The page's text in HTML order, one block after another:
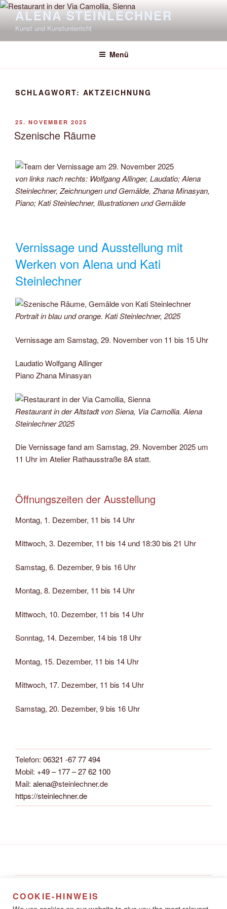
Zum
Inhalt
springen
ALENA STEINLECHNER
Kunst und Kunstunterricht
Menü
SCHLAGWORT: AKTZEICHNUNG
VERÖFFENTLICHT
AM
25. NOVEMBER 2025
Szenische Räume
von links nach rechts: Wolfgang Allinger, Laudatio; Alena
Steinlechner, Zeichnungen und Gemälde, Zhana Minasyan,
Piano; Kati Steinlechner, Illustrationen und Gemälde
Vernissage und Ausstellung mit
Werken von Alena und Kati
Steinlechner
Portrait in blau und orange. Kati Steinlechner, 2025
Vernissage am Samstag, 29. November von 11 bis 15 Uhr
Laudatio Wolfgang Allinger
Piano Zhana Minasyan
Restaurant in der Altstadt von Siena, Via Camollia. Alena
Steinlechner 2025
Die Vernissage fand am Samstag, 29. November 2025 um
11 Uhr im Atelier Rathausstraße 8A statt.
Öffnungszeiten der Ausstellung
Montag, 1. Dezember, 11 bis 14 Uhr
Mittwoch, 3. Dezember, 11 bis 14 und 18:30 bis 21 Uhr
Samstag, 6. Dezember, 9 bis 16 Uhr
Montag, 8. Dezember, 11 bis 14 Uhr
Mittwoch, 10. Dezember, 11 bis 14 Uhr
Sonntag, 14. Dezember, 14 bis 18 Uhr
Montag, 15. Dezember, 11 bis 14 Uhr
Mittwoch, 17. Dezember, 11 bis 14 Uhr
Samstag, 20. Dezember, 9 bis 16 Uhr
Telefon: 06321 -67 77 494
Mobil: +49 – 177 – 27 62 100
Mail: alena@steinlechner.de
https://steinlechner.de
Rathausstraße 8A
COOKIE-HINWEIS